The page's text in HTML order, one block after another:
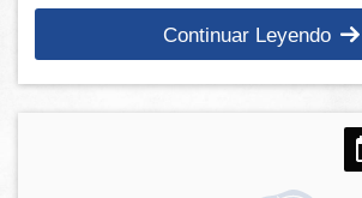
Continuar Leyendo